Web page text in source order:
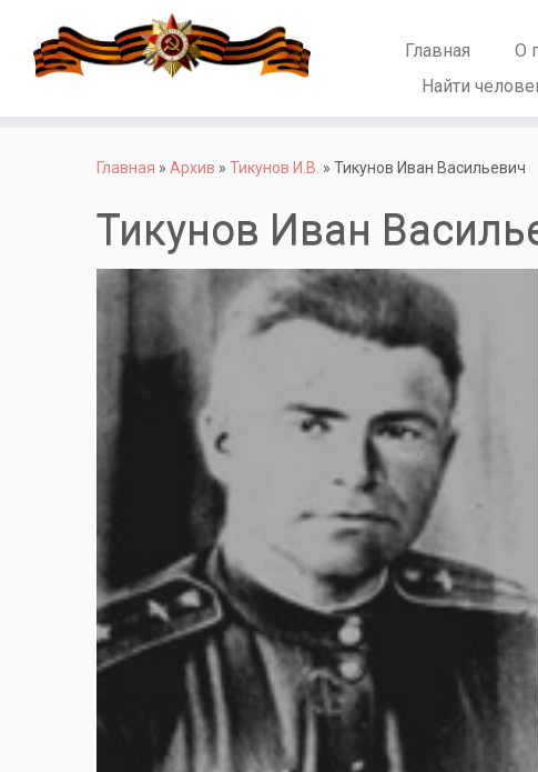
Главная О
Найти
Главная » Архив » Тикунов И.В. » Тикунов Иван Васильевич
Тикунов Иван